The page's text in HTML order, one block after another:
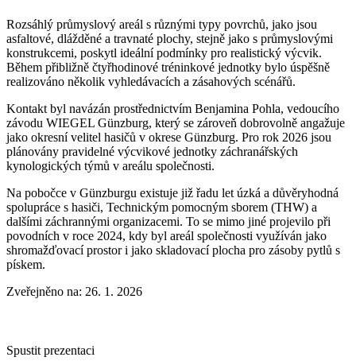
Rozsáhlý průmyslový areál s různými typy povrchů, jako jsou
asfaltové, dlážděné a travnaté plochy, stejně jako s průmyslovými
konstrukcemi, poskytl ideální podmínky pro realistický výcvik.
Během přibližně čtyřhodinové tréninkové jednotky bylo úspěšně
realizováno několik vyhledávacích a zásahových scénářů.
Kontakt byl navázán prostřednictvím Benjamina Pohla, vedoucího
závodu WIEGEL Günzburg, který se zároveň dobrovolně angažuje
jako okresní velitel hasičů v okrese Günzburg. Pro rok 2026 jsou
plánovány pravidelné výcvikové jednotky záchranářských
kynologických týmů v areálu společnosti.
Na pobočce v Günzburgu existuje již řadu let úzká a důvěryhodná
spolupráce s hasiči, Technickým pomocným sborem (THW) a
dalšími záchrannými organizacemi. To se mimo jiné projevilo při
povodních v roce 2024, kdy byl areál společnosti využíván jako
shromažďovací prostor i jako skladovací plocha pro zásoby pytlů s
pískem.
Zveřejněno na: 26. 1. 2026
Spustit prezentaci